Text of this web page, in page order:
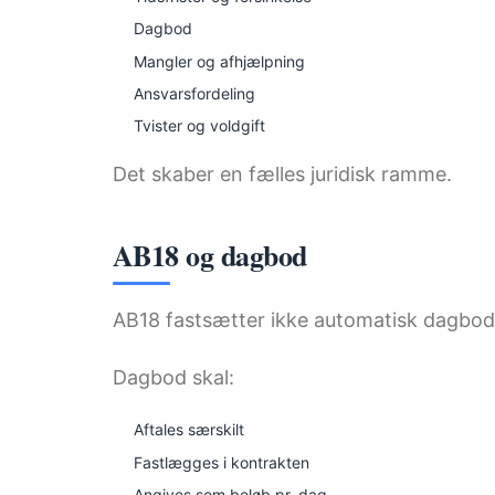
Dagbod
Mangler og afhjælpning
Ansvarsfordeling
Tvister og voldgift
Det skaber en fælles juridisk ramme.
AB18 og dagbod
AB18 fastsætter ikke automatisk
Dagbod skal:
Aftales særskilt
Fastlægges i kontrakten